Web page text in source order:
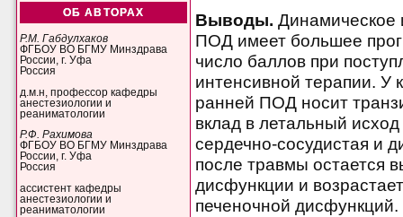
ОБ АВТОРАХ
Р.М. Габдулхаков
ФГБОУ ВО БГМУ Минздрава
России, г. Уфа
Россия
д.м.н, профессор кафедры
анестезиологии и
реаниматологии
Р.Ф. Рахимова
ФГБОУ ВО БГМУ Минздрава
России, г. Уфа
Россия
ассистент кафедры
анестезиологии и
реаниматологии
Выводы. Динамическое
ПОД имеет большее
число баллов при
интенсивной терапии. У
ранней ПОД носит
вклад в летальный
сердечно-сосудистая и
после травмы остается
дисфункции и
печеночной дисфункций.